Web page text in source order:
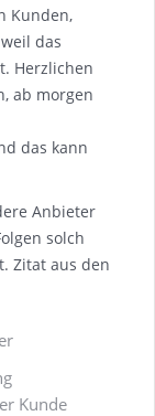
Kunden,
das
Herzlichen
ab morgen
das kann
Anbieter
solch
Zitat aus den
Kunde